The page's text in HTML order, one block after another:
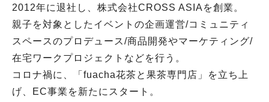
2012年に退社し、株式会社CROSS ASIAを創業。
親子を対象としたイベントの企画運営/コミュニティ
スペースのプロデュース/商品開発やマーケティング/
在宅ワークプロジェクトなどを行う。
コロナ禍に、「fuacha花茶と果茶専門店」を立ち上
げ、EC事業を新たにスタート。